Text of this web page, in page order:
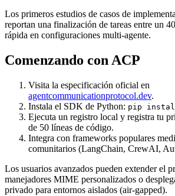
Los primeros estudios de casos de
reportan una finalización de tareas entre un
rápida en configuraciones multi-agente.
Comenzando con ACP
Visita la especificación oficial en
agentcommunicationprotocol.dev.
Instala el SDK de Python: pip
Ejecuta un registro local y registra tu
de 50 líneas de código.
Integra con frameworks populares
comunitarios (LangChain, CrewAI,
Los usuarios avanzados pueden extender el
manejadores MIME personalizados o
privado para entornos aislados (air-gapped).